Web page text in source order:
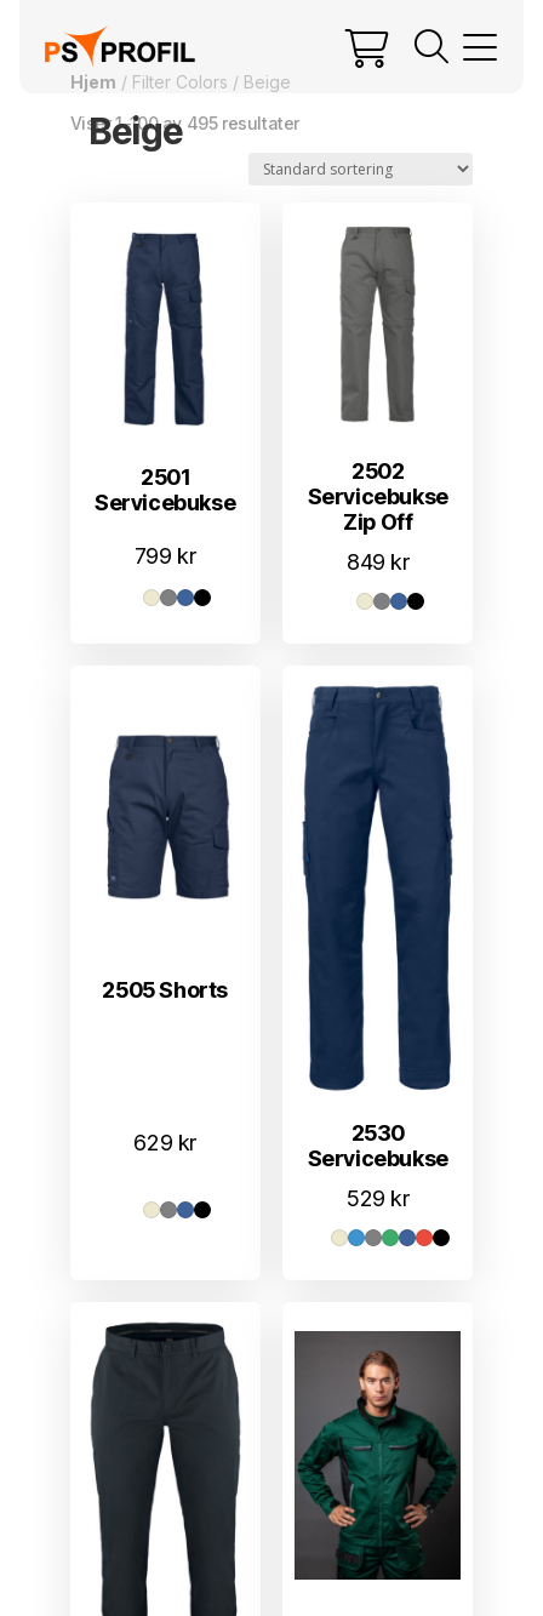
Hjem / Filter Colors / Beige
Beige
Viser 1–100 av 495 resultater
2501
Servicebukse
799 kr
2502
Servicebukse
Zip Off
849 kr
2505 Shorts
629 kr
2530
Servicebukse
529 kr